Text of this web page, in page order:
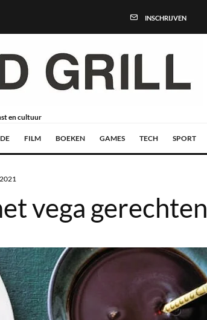
INSCHRIJVEN
en cultuur
FILM BOEKEN GAMES TECH SPORT
vega gerechten